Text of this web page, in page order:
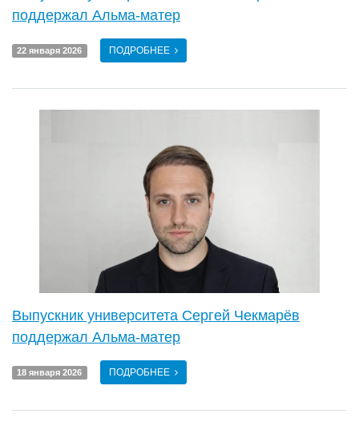
поддержал Альма-матер
22 января 2026 ПОДРОБНЕЕ
Выпускник университета Сергей Чекмарёв
поддержал Альма-матер
18 января 2026 ПОДРОБНЕЕ